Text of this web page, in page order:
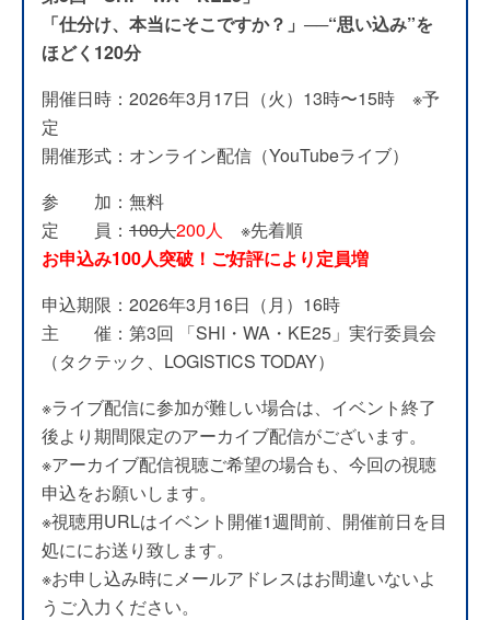
「仕分け、本当にそこですか？」 ──“思い込み”を
ほどく120分
開催日時：2026年3月17日（火）13時〜15時 ※予
定
開催形式：オンライン配信（YouTubeライブ）
参 加：無料
定 員： 100人200人 ※先着順
お申込み100人突破！ご好評により定員増
申込期限：2026年3月16日（月）16時
主 催：第3回 「SHI・WA・KE25」実行委員会
（タクテック、LOGISTICS TODAY）
※ライブ配信に参加が難しい場合は、イベント終了
後より期間限定のアーカイブ配信がございます。
※アーカイブ配信視聴ご希望の場合も、今回の視聴
申込をお願いします。
※視聴用URLはイベント開催1週間前、開催前日を目
処ににお送り致します。
※お申し込み時にメールアドレスはお間違いないよ
うご入力ください。